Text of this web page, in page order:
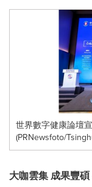
世界數字健康論壇
(PRNewsfoto/
大咖雲集 成果豐